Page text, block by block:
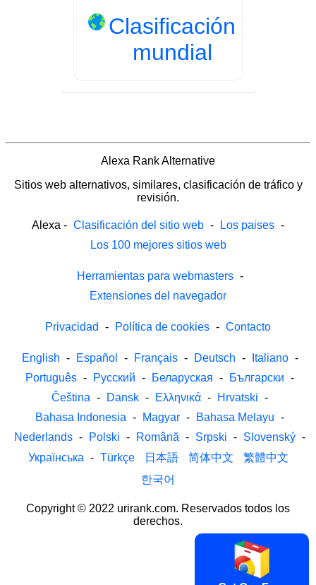
Clasificación
mundial
Alexa Rank Alternative
Sitios web alternativos, similares, clasificación de tráfico y
revisión.
Alexa - Clasificación del sitio web - Los paises -
Los 100 mejores sitios web
Herramientas para webmasters -
Extensiones del navegador
Privacidad - Política de cookies - Contacto
English - Español - Français - Deutsch - Italiano -
Português - Русский - Беларуская - Български -
Čeština - Dansk - Ελληνικά - Hrvatski -
Bahasa Indonesia - Magyar - Bahasa Melayu -
Nederlands - Polski - Română - Srpski - Slovenský -
Українська - Türkçe 日本語 简体中文
繁體中文
한국어
Copyright © 2022 urirank.com. Reservados todos los
derechos.